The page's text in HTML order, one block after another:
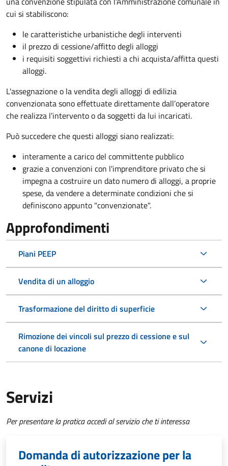
cui si stabiliscono:
le caratteristiche urbanistiche degli interventi
il prezzo di cessione/affitto degli alloggi
i requisiti soggettivi richiesti a chi acquista/affitta questi
alloggi.
L'assegnazione o la vendita degli alloggi di edilizia
convenzionata sono effettuate direttamente dall’operatore
che realizza l’intervento o da soggetti da lui incaricati.
Può succedere che questi alloggi siano realizzati:
interamente a carico del committente pubblico
grazie a convenzioni con l'imprenditore privato che si
impegna a costruire un dato numero di alloggi, a proprie
spese, da vendere a determinate condizioni che si
definiscono appunto "convenzionate".
Approfondimenti
Piani PEEP
Vendita di un alloggio
Trasformazione del diritto di superficie
Rimozione dei vincoli sul prezzo di cessione e sul
canone di locazione
Servizi
Per presentare la pratica accedi al servizio che ti interessa
Domanda di autorizzazione per la